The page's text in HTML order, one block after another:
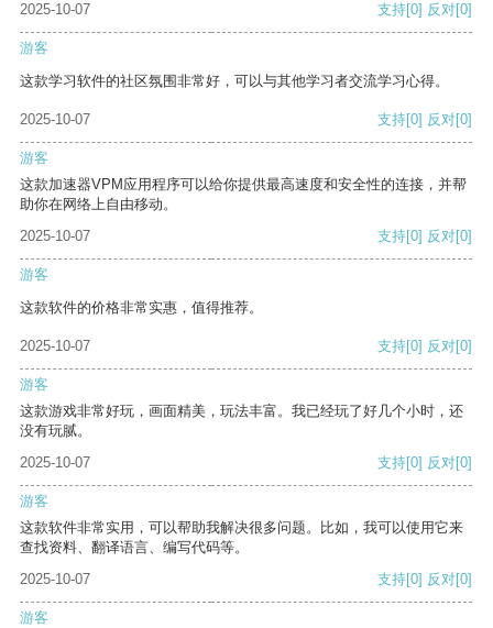
2025-10-07 支持[0] 反对[0]
游客
这款学习软件的社区氛围非常好，可以与其他学习者交流学习心得。
2025-10-07 支持[0] 反对[0]
游客
这款加速器VPM应用程序可以给你提供最高速度和安全性的连接，并帮
助你在网络上自由移动。
2025-10-07
支持[0] 反对[0]
游客
这款软件的价格非常实惠，值得推荐。
2025-10-07 支持[0] 反对[0]
游客
这款游戏非常好玩，画面精美，玩法丰富。我已经玩了好几个小时，还
没有玩腻。
2025-10-07
支持[0] 反对[0]
游客
这款软件非常实用，可以帮助我解决很多问题。比如，我可以使用它来
查找资料、翻译语言、编写代码等。
2025-10-07
支持[0] 反对[0]
游客